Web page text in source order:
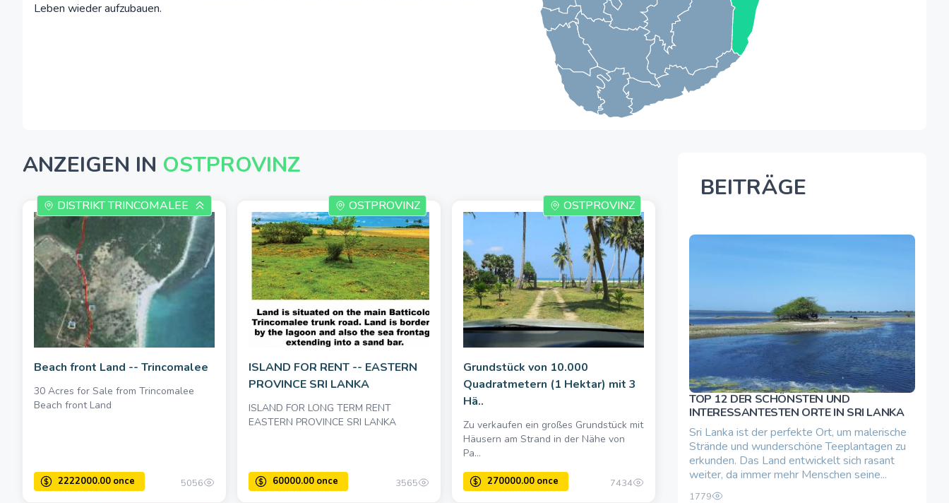
Leben wieder aufzubauen.
ANZEIGEN IN OSTPROVINZ
DISTRIKT TRINCOMALEE
Beach front Land -- Trincomalee
30 Acres for Sale from Trincomalee
Beach front Land
5056
OSTPROVINZ
ISLAND FOR RENT -- EASTERN
PROVINCE SRI LANKA
ISLAND FOR LONG TERM RENT
EASTERN PROVINCE SRI LANKA
3565
OSTPROVINZ
Grundstück von 10.000
Quadratmetern (1 Hektar) mit 3
Hä..
Zu verkaufen ein großes Grundstück mit
Häusern am Strand in der Nähe von
Pa...
7434
BEITRÄGE
TOP 12 DER SCHÖNSTEN UND
INTERESSANTESTEN ORTE IN SRI LANKA
Sri Lanka ist der perfekte Ort, um malerische
Strände und wunderschöne Teeplantagen zu
erkunden. Das Land entwickelt sich rasant
weiter, da immer mehr Menschen seine...
1779